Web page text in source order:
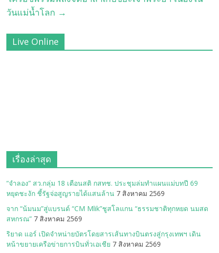
วันแม่น้ำโลก →
Live Online
เรื่องล่าสุด
“จำลอง” สว.กลุ่ม 18 เตือนสติ กสทช. ประชุมล่มทำแผนแม่บทปี 69
หยุดชะงัก ชี้รัฐจ่อสูญรายได้แสนล้าน 7 สิงหาคม 2569
จาก “น้มนม”สู่แบรนด์ “CM Mlik”ชูสโลแกน “ธรรมชาติทุกหยด นมสด
สหกรณ” 7 สิงหาคม 2569
ริยาด แอร์ เปิดจำหน่ายบัตรโดยสารเส้นทางบินตรงสู่กรุงเทพฯ เดิน
หน้าขยายเครือข่ายการบินทั่วเอเชีย 7 สิงหาคม 2569